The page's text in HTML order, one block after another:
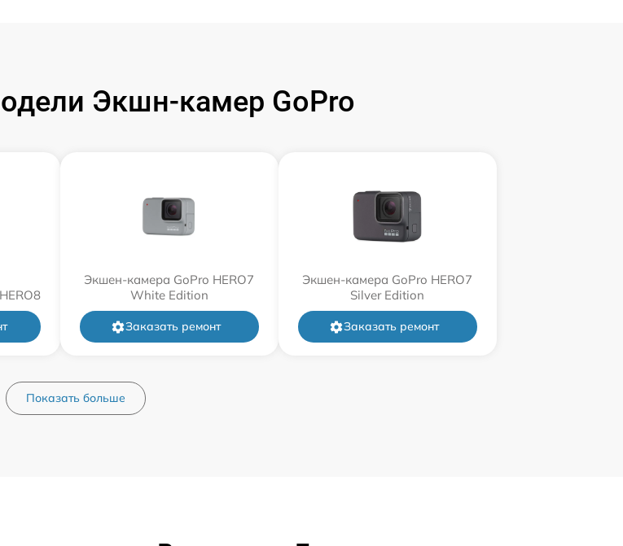
Экшн-камер GoPro
Экшен-камера GoPro HERO7
White Edition
Заказать ремонт
Экшен-камера GoPro HERO7
Silver Edition
Заказать ремонт
Показать больше